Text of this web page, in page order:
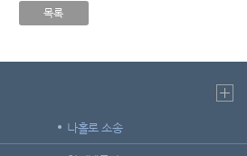
목록
나홀로 소송